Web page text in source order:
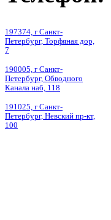
197374, г Санкт-
Петербург, Торфяная дор,
7
190005, г Санкт-
Петербург, Обводного
Канала наб, 118
191025, г Санкт-
Петербург, Невский пр-кт,
100